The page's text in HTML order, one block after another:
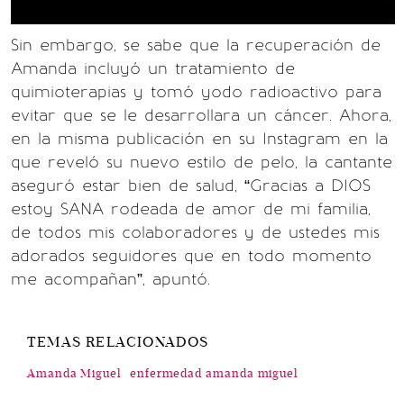
Sin embargo, se sabe que la recuperación de
Amanda incluyó un tratamiento de
quimioterapias y tomó yodo radioactivo para
evitar que se le desarrollara un cáncer. Ahora,
en la misma publicación en su Instagram en la
que reveló su nuevo estilo de pelo, la cantante
aseguró estar bien de salud, “Gracias a DIOS
estoy SANA rodeada de amor de mi familia,
de todos mis colaboradores y de ustedes mis
adorados seguidores que en todo momento
me acompañan”, apuntó.
TEMAS RELACIONADOS
Amanda Miguel enfermedad amanda miguel